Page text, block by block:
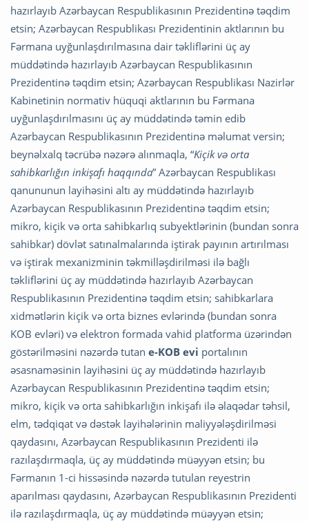
hazırlayıb Azərbaycan Respublikasının Prezidentinə təqdim
etsin; Azərbaycan Respublikası Prezidentinin aktlarının bu
Fərmana uyğunlaşdırılmasına dair təkliflərini üç ay
müddətində hazırlayıb Azərbaycan Respublikasının
Prezidentinə təqdim etsin; Azərbaycan Respublikası Nazirlər
Kabinetinin normativ hüquqi aktlarının bu Fərmana
uyğunlaşdırılmasını üç ay müddətində təmin edib
Azərbaycan Respublikasının Prezidentinə məlumat versin;
beynəlxalq təcrübə nəzərə alınmaqla, “Kiçik və orta
sahibkarlığın inkişafı haqqında” Azərbaycan Respublikası
qanununun layihəsini altı ay müddətində hazırlayıb
Azərbaycan Respublikasının Prezidentinə təqdim etsin;
mikro, kiçik və orta sahibkarlıq subyektlərinin (bundan sonra
sahibkar) dövlət satınalmalarında iştirak payının artırılması
və iştirak mexanizminin təkmilləşdirilməsi ilə bağlı
təkliflərini üç ay müddətində hazırlayıb Azərbaycan
Respublikasının Prezidentinə təqdim etsin; sahibkarlara
xidmətlərin kiçik və orta biznes evlərində (bundan sonra
KOB evləri) və elektron formada vahid platforma üzərindən
göstərilməsini nəzərdə tutan e-KOB evi portalının
əsasnaməsinin layihəsini üç ay müddətində hazırlayıb
Azərbaycan Respublikasının Prezidentinə təqdim etsin;
mikro, kiçik və orta sahibkarlığın inkişafı ilə əlaqədar təhsil,
elm, tədqiqat və dəstək layihələrinin maliyyələşdirilməsi
qaydasını, Azərbaycan Respublikasının Prezidenti ilə
razılaşdırmaqla, üç ay müddətində müəyyən etsin; bu
Fərmanın 1-ci hissəsində nəzərdə tutulan reyestrin
aparılması qaydasını, Azərbaycan Respublikasının Prezidenti
ilə razılaşdırmaqla, üç ay müddətində müəyyən etsin;